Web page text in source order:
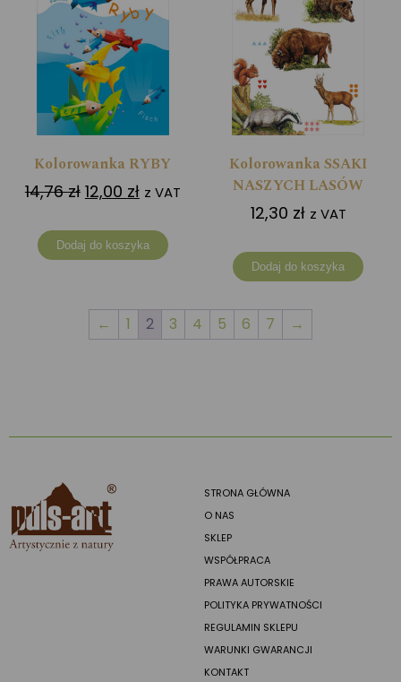
Kolorowanka RYBY
14,76zł Pierwotna
wynosiła:
14,76 zł.
12,00 złAktualna
wynosi:
12,00 zł.
z VAT
Dodaj do koszyka
Kolorowanka SSAKI
NASZYCH LASÓW
12,30 zł z VAT
Dodaj do koszyka
← 1 2 3 4 5 6 7 →
STRONA GŁÓWNA
O NAS
SKLEP
WSPÓŁPRACA
PRAWA AUTORSKIE
POLITYKA PRYWATNOŚCI
REGULAMIN SKLEPU
WARUNKI GWARANCJI
KONTAKT